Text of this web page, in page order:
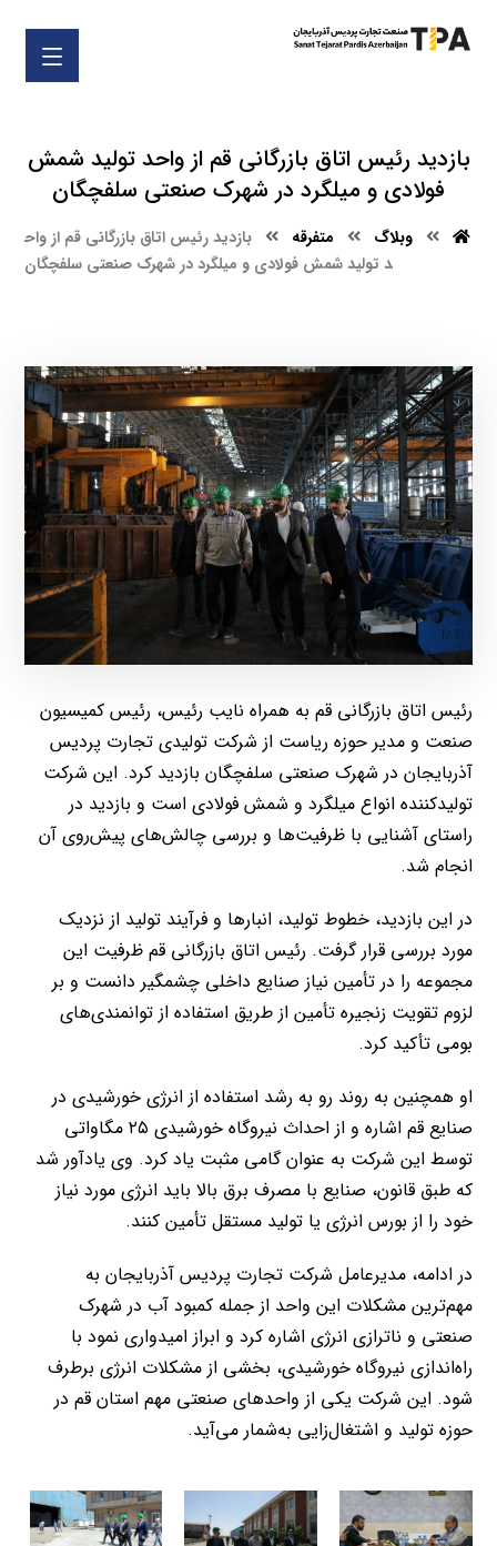
بازدید رئیس اتاق بازرگانی قم از واحد تولید شمش
فولادی و میلگرد در شهرک صنعتی سلفچگان
وبلاگ متفرقه
بازدید رئیس اتاق بازرگانی قم از واح
د تولید شمش فولادی و میلگرد در شهرک صنعتی سلفچگان
رئیس اتاق بازرگانی قم به همراه نایب رئیس، رئیس کمیسیون
صنعت و مدیر حوزه ریاست از شرکت تولیدی تجارت پردیس
آذربایجان در شهرک صنعتی سلفچگان بازدید کرد. این شرکت
تولیدکننده انواع میلگرد و شمش فولادی است و بازدید در
راستای آشنایی با ظرفیت‌ها و بررسی چالش‌های پیش‌روی آن
انجام شد.
در این بازدید، خطوط تولید، انبارها و فرآیند تولید از نزدیک
مورد بررسی قرار گرفت. رئیس اتاق بازرگانی قم ظرفیت این
مجموعه را در تأمین نیاز صنایع داخلی چشمگیر دانست و بر
لزوم تقویت زنجیره تأمین از طریق استفاده از توانمندی‌های
بومی تأکید کرد.
او همچنین به روند رو به رشد استفاده از انرژی خورشیدی در
صنایع قم اشاره و از احداث نیروگاه خورشیدی ۲۵ مگاواتی
توسط این شرکت به عنوان گامی مثبت یاد کرد. وی یادآور شد
که طبق قانون، صنایع با مصرف برق بالا باید انرژی مورد نیاز
خود را از بورس انرژی یا تولید مستقل تأمین کنند.
در ادامه، مدیرعامل شرکت تجارت پردیس آذربایجان به
مهم‌ترین مشکلات این واحد از جمله کمبود آب در شهرک
صنعتی و ناترازی انرژی اشاره کرد و ابراز امیدواری نمود با
راه‌اندازی نیروگاه خورشیدی، بخشی از مشکلات انرژی برطرف
شود. این شرکت یکی از واحدهای صنعتی مهم استان قم در
حوزه تولید و اشتغال‌زایی به‌شمار می‌آید.